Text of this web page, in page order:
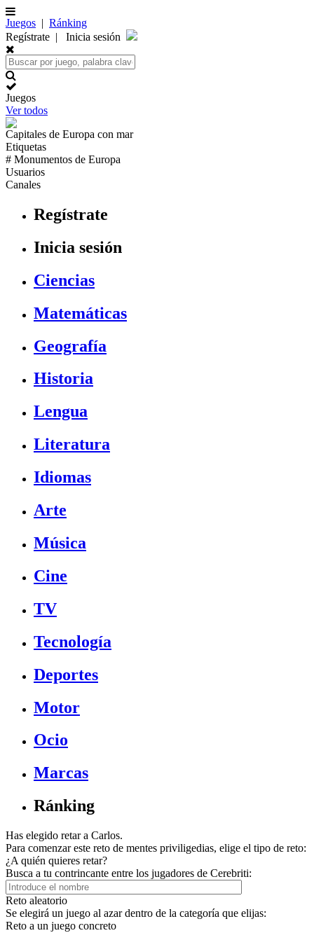
Juegos | Ránking
Regístrate | Inicia sesión
Juegos
Ver todos
Capitales de Europa con mar
Etiquetas
# Monumentos de Europa
Usuarios
Canales
Regístrate
Inicia sesión
Ciencias
Matemáticas
Geografía
Historia
Lengua
Literatura
Idiomas
Arte
Música
Cine
TV
Tecnología
Deportes
Motor
Ocio
Marcas
Ránking
Has elegido retar a Carlos.
Para comenzar este reto de mentes priviligedias, elige el tipo de reto:
¿A quién quieres retar?
Busca a tu contrincante entre los jugadores de Cerebriti:
Reto aleatorio
Se elegirá un juego al azar dentro de la categoría que elijas:
Reto a un juego concreto